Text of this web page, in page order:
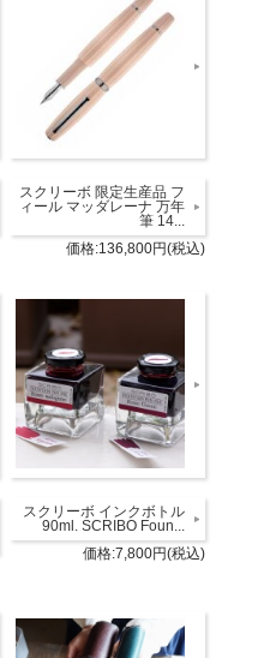
スクリーボ 限定生産品 フ
ィール マッダレーナ 万年
筆 14...
価格:136,800円(税込)
スクリーボ インクボトル
90ml. SCRIBO Foun...
価格:7,800円(税込)